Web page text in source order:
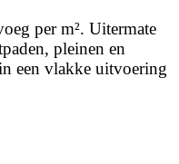
per m². Uitermate
pleinen en
een vlakke uitvoering